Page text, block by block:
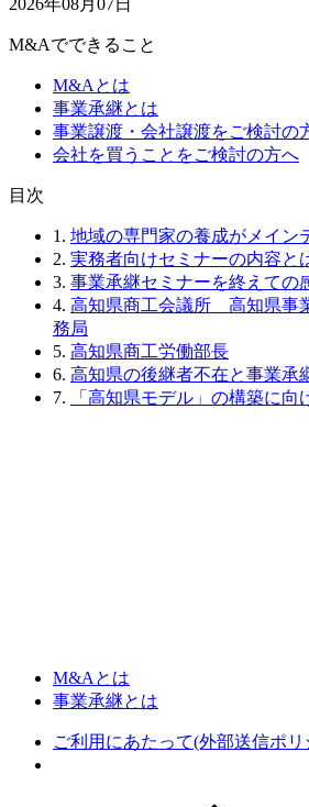
2026年08月07日
M&Aでできること
M&Aとは
事業承継とは
事業譲渡・会社譲渡をご検討の
会社を買うことをご検討の方へ
⽬次
1. 地域の専門家の養成がメイン
2. 実務者向けセミナーの内容と
3. 事業承継セミナーを終えての
4. 高知県商工会議所 高知県事
務局
5. 高知県商工労働部長
6. 高知県の後継者不在と事業承
7.
「高知県モデル」の構築に向
M&Aとは
事業承継とは
ご利用にあたって(外部送信ポリ